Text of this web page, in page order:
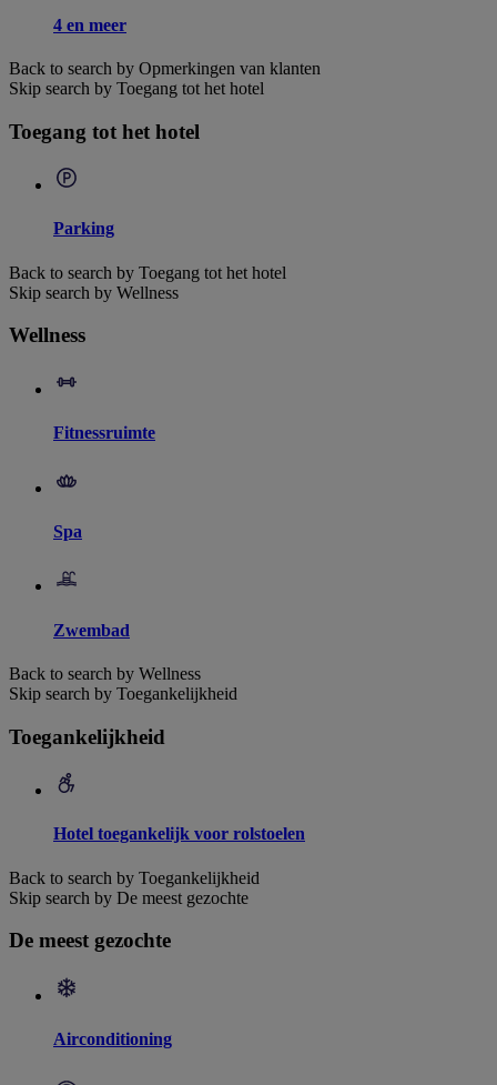
4 en meer
Back to search by Opmerkingen van klanten
Skip search by Toegang tot het hotel
Toegang tot het hotel
Parking
Back to search by Toegang tot het hotel
Skip search by Wellness
Wellness
Fitnessruimte
Spa
Zwembad
Back to search by Wellness
Skip search by Toegankelijkheid
Toegankelijkheid
Hotel toegankelijk voor rolstoelen
Back to search by Toegankelijkheid
Skip search by De meest gezochte
De meest gezochte
Airconditioning